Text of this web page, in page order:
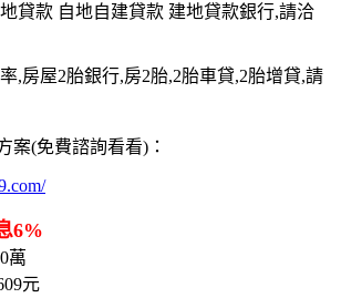
貸款 自地自建貸款 建地貸款銀行,請洽
,房屋2胎銀行,房2胎,2胎車貸,2胎增貸,請
案(免費諮詢看看)：
6%
萬
元